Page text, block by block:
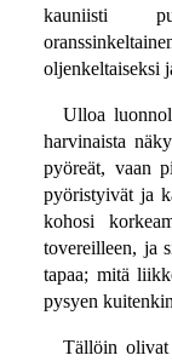
kauniisti
oljenkeltaiseksi
Ulloa
harvinaista
pyöreät, vaan
pyöristyivät ja
kohosi
tovereilleen, ja
tapaa; mitä
pysyen
Tällöin olivat